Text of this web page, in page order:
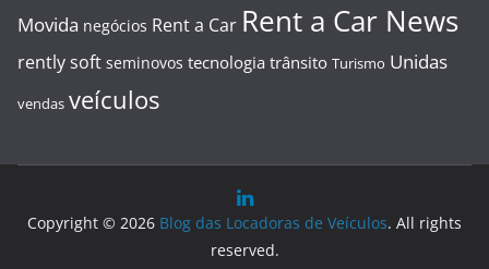
Movida negócios Rent a Car Rent a Car News
rently soft seminovos tecnologia trânsito Turismo Unidas
vendas veículos
Copyright © 2026 Blog das Locadoras de Veículos. All rights
reserved.